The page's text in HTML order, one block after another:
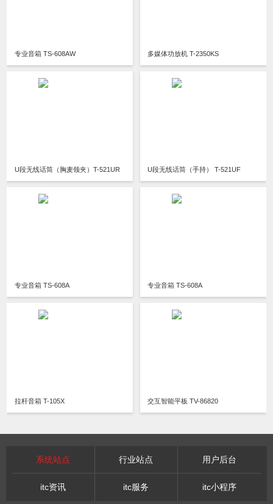
专业音箱 TS-608AW 多媒体功放机 T-2350KS
U段无线话筒（胸麦领夹）T-521UR U段无线话筒（手持） T-521UF
专业音箱 TS-608A 专业音箱 TS-608A
拉杆音箱 T-105X 交互智能平板 TV-86820
系统站点 行业站点 用户后台
itc资讯 itc服务 itc小程序